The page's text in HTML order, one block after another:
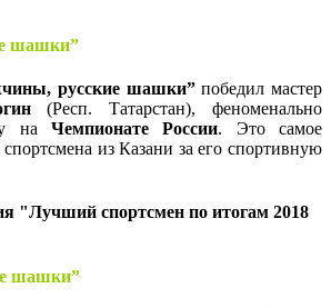
шашки”
русские шашки”победил мастер
(Респ. Татарстан), феноменально
на Чемпионате России. Это самое
из Казани за его спортивную
шашки”